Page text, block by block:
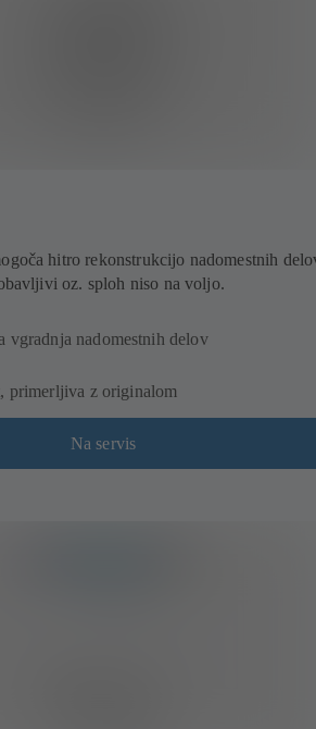
hitro rekonstrukcijo nadomestnih
oz. sploh niso na voljo.
vgradnja nadomestnih delov
primerljiva z originalom
Na servis